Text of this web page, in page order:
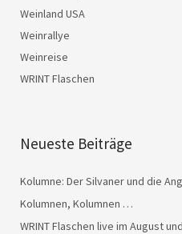
Weinland USA
Weinrallye
Weinreise
WRINT Flaschen
Neueste Beiträge
Kolumne: Der Silvaner und die
Kolumnen, Kolumnen …
WRINT Flaschen live im August